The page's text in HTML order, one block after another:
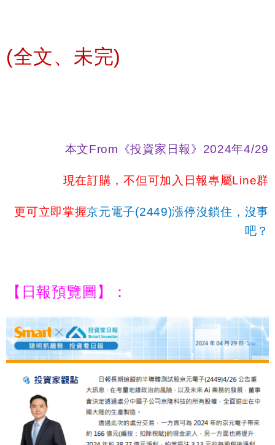
(全文、未完)
本文From 《投資家日報》 2024年4/29
現在訂購，不但可加入日報專屬Line群
更可立即掌握京元電子(2449)漲停沒鎖住，沒事
吧？
【日報預覽圖】：